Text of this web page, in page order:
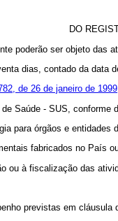
DO
poderão ser objeto
dias, contado da
de 26 de janeiro de
Saúde - SUS, conforme
para órgãos e entidades
fabricados no País
ou à fiscalização das
previstas em